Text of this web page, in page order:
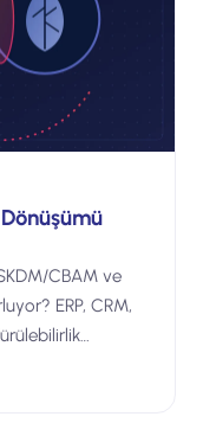
CBAM ve
ERP, CRM,
ve Dijital